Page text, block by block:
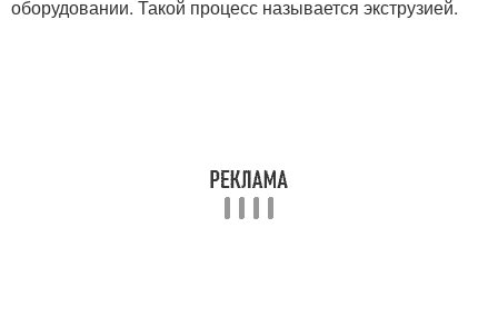
оборудовании. Такой процесс называется экструзией.